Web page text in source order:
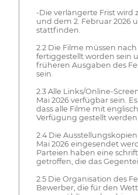
-Die verlängerte Frist wird
und dem 2. Februar 2026
stattfinden.
2.2 Die Filme müssen
fertiggestellt worden sein
früheren Ausgaben des
sein.
2.3 Alle Links/Online-
Mai 2026 verfügbar sein.
dass alle Filme mit
Verfügung gestellt werden.
2.4 Die
Mai 2026 eingesendet
Parteien haben eine
getroffen, die das
2.5 Die Organisation des
Bewerber, die für den